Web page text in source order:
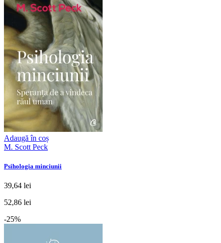
Adaugă în coș
M. Scott Peck
Psihologia minciunii
39,64 lei
52,86 lei
-25%